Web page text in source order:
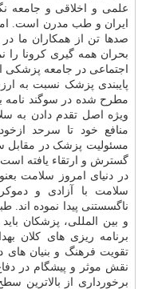
علمی و اخلاقی و جامعه
ایران و طب مدرن است.
صدها تن از همکاران ما در
بحران همه گیری کرونا را
اجتماعی در جامعه پزشکی
پایبندی پزشک نسبت به
مطرح شده در سوگند نامه
ویژه اصل تقدم دادن به
منافع خود تا سرحد
مسئولیت پزشک در مقابل
گسترش و ارتقاء یافته است.
در دنیای امروز سلامت
سلامت با آزادی و
ناگسستنی پیدا نموده
و بین المللی، پزشکان
برنامه ریزی های کلان
تقویت فرهنگ و بنیان
نقش موثر و پیشگام در
برخورداری از بالاترین